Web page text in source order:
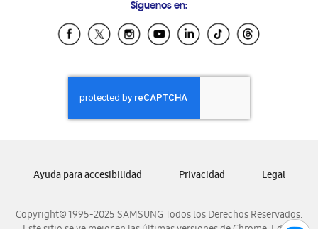
Samsung Ecuador
Samsung El Salvador
Samsung Honduras
Samsung Nicaragua
Samsung Panamá
Samsung Venezuela
Síguenos en:
Copyright© 1995-2025 SAMSUNG Todos los Derechos Reservados.
Ayuda para accesibilidad Privacidad Legal